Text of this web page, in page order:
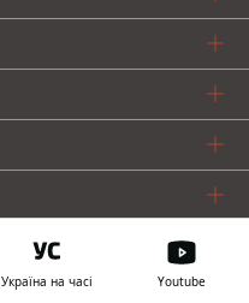
Україна на часі Youtube